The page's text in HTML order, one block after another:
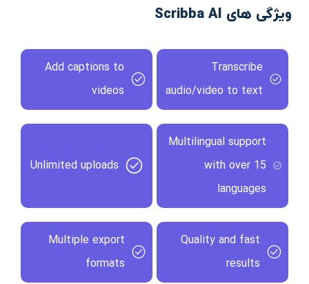
ویژگی های Scribba AI
Transcribe
audio/video to text
Add captions to
videos
Multilingual support
with over 15
languages
Unlimited uploads
Quality and fast
results
Multiple export
formats